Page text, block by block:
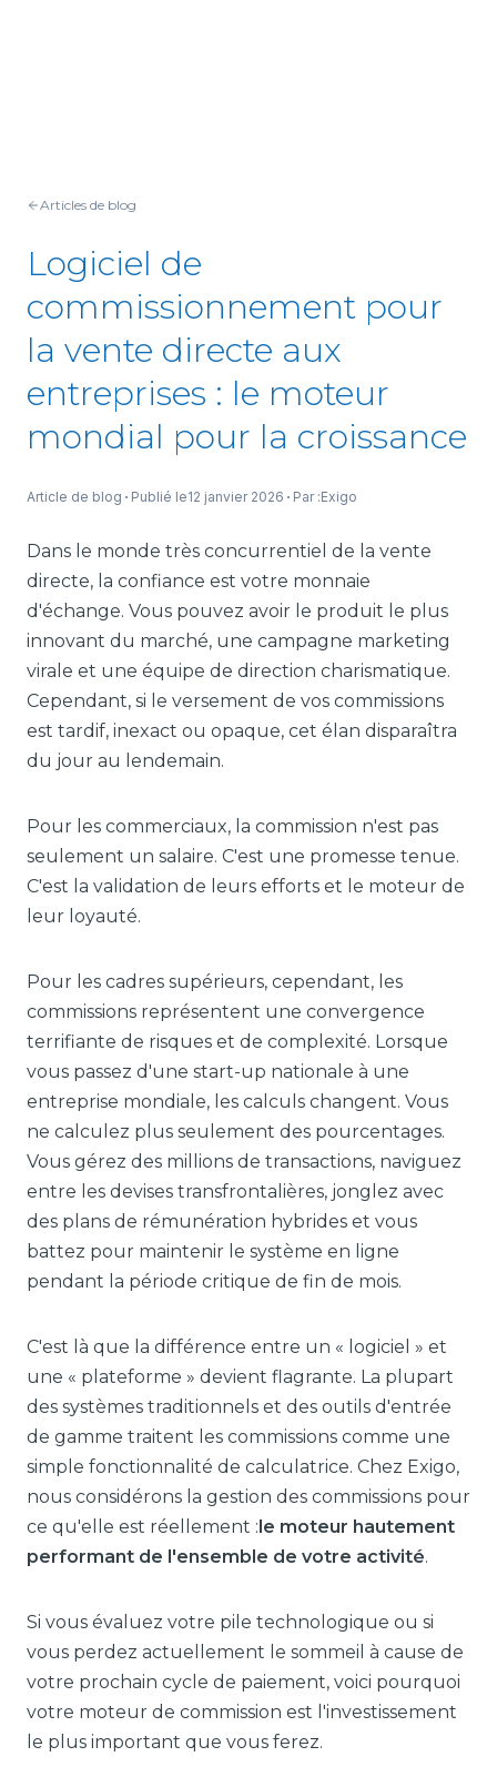
Articles de blog
Logiciel de
commissionnement pour
la vente directe aux
entreprises : le moteur
mondial pour la croissance
Article de blog Publié le12 janvier 2026 Par :Exigo
Dans le monde très concurrentiel de la vente
directe, la confiance est votre monnaie
d'échange. Vous pouvez avoir le produit le plus
innovant du marché, une campagne marketing
virale et une équipe de direction charismatique.
Cependant, si le versement de vos commissions
est tardif, inexact ou opaque, cet élan disparaîtra
du jour au lendemain.
Pour les commerciaux, la commission n'est pas
seulement un salaire. C'est une promesse tenue.
C'est la validation de leurs efforts et le moteur de
leur loyauté.
Pour les cadres supérieurs, cependant, les
commissions représentent une convergence
terrifiante de risques et de complexité. Lorsque
vous passez d'une start-up nationale à une
entreprise mondiale, les calculs changent. Vous
ne calculez plus seulement des pourcentages.
Vous gérez des millions de transactions, naviguez
entre les devises transfrontalières, jonglez avec
des plans de rémunération hybrides et vous
battez pour maintenir le système en ligne
pendant la période critique de fin de mois.
C'est là que la différence entre un « logiciel » et
une « plateforme » devient flagrante. La plupart
des systèmes traditionnels et des outils d'entrée
de gamme traitent les commissions comme une
simple fonctionnalité de calculatrice. Chez Exigo,
nous considérons la gestion des commissions pour
ce qu'elle est réellement :le moteur hautement
performant de l'ensemble de votre activité.
Si vous évaluez votre pile technologique ou si
vous perdez actuellement le sommeil à cause de
votre prochain cycle de paiement, voici pourquoi
votre moteur de commission est l'investissement
le plus important que vous ferez.